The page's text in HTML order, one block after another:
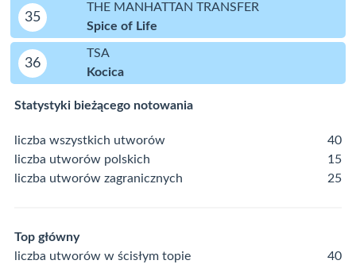
35
THE MANHATTAN TRANSFER
Spice of Life
36
TSA
Kocica
Statystyki bieżącego notowania
liczba wszystkich utworów
40
liczba utworów polskich
15
liczba utworów zagranicznych
25
Top główny
liczba utworów w ścisłym topie
40